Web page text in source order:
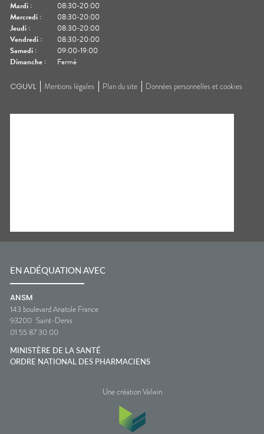
Mardi :
08:30-20:00
Mercredi :
08:30-20:00
Jeudi :
08:30-20:00
Vendredi :
08:30-20:00
Samedi :
09:00-19:00
Dimanche : Fermé
CGUVL Mentions légales Plan du site Données personnelles et cookies
EN ADÉQUATION AVEC
ANSM
143 boulevard Anatole France
93200 Saint-Denis
01 55 87 30 00
MINISTÈRE DE LA SANTÉ
ORDRE NATIONAL DES PHARMACIENS
Une création Valwin